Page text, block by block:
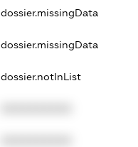
dossier.missingData
dossier.missingData
dossier.notInList